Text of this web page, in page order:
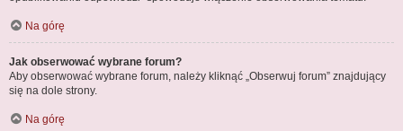
Na górę
Jak obserwować wybrane forum?
Aby obserwować wybrane forum, należy kliknąć „Obserwuj forum” znajdujący
się na dole strony.
Na górę